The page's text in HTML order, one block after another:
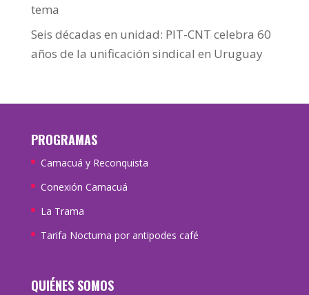
tema
Seis décadas en unidad: PIT-CNT celebra 60
años de la unificación sindical en Uruguay
PROGRAMAS
Camacuá y Reconquista
Conexión Camacuá
La Trama
Tarifa Nocturna por antipodes café
QUIÉNES SOMOS